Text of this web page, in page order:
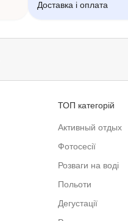
Доставка і оплата
ТОП категорій
Активный отдых
Фотосесії
Розваги на воді
Польоти
Дегустації